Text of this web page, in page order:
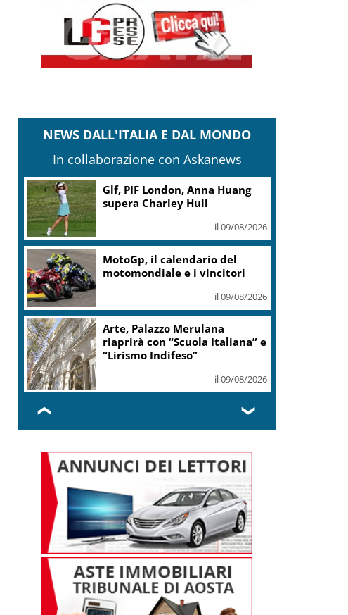
NEWS DALL'ITALIA E DAL MONDO
In collaborazione con Askanews
“Festival Franciacorta in
Cantina”: a settembre il vino
il 09/08/2026
“Gran Premio Merano Alto
all’ippodromo di Maia
In Spagna incidente al festival
il 09/08/2026